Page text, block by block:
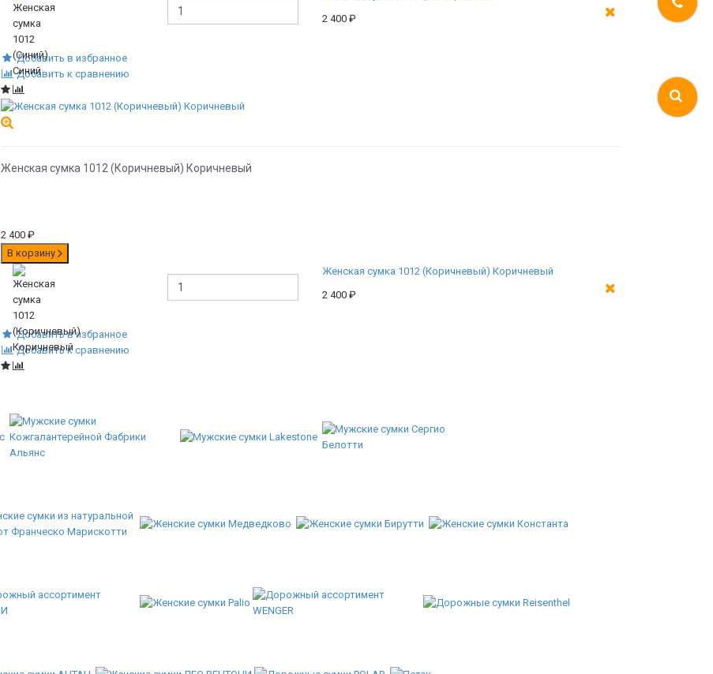
2 400 ₽
Добавить в избранное
Добавить к сравнению
Женская сумка 1012 (Коричневый) Коричневый
2 400 ₽
В корзину
Женская сумка 1012 (Коричневый) Коричневый
2 400 ₽
Добавить в избранное
Добавить к сравнению